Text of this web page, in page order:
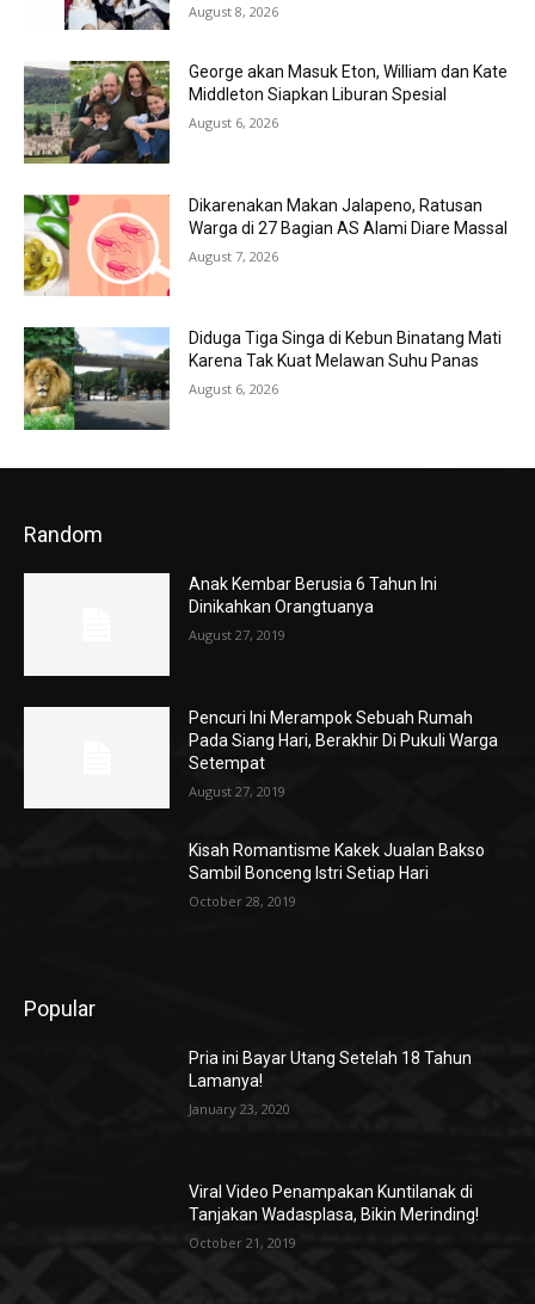
August 8, 2026
George akan Masuk Eton, William dan Kate
Middleton Siapkan Liburan Spesial
August 6, 2026
Dikarenakan Makan Jalapeno, Ratusan
Warga di 27 Bagian AS Alami Diare Massal
August 7, 2026
Diduga Tiga Singa di Kebun Binatang Mati
Karena Tak Kuat Melawan Suhu Panas
August 6, 2026
Random
Anak Kembar Berusia 6 Tahun Ini
Dinikahkan Orangtuanya
August 27, 2019
Pencuri Ini Merampok Sebuah Rumah
Pada Siang Hari, Berakhir Di Pukuli Warga
Setempat
August 27, 2019
Kisah Romantisme Kakek Jualan Bakso
Sambil Bonceng Istri Setiap Hari
October 28, 2019
Popular
Pria ini Bayar Utang Setelah 18 Tahun
Lamanya!
January 23, 2020
Viral Video Penampakan Kuntilanak di
Tanjakan Wadasplasa, Bikin Merinding!
October 21, 2019